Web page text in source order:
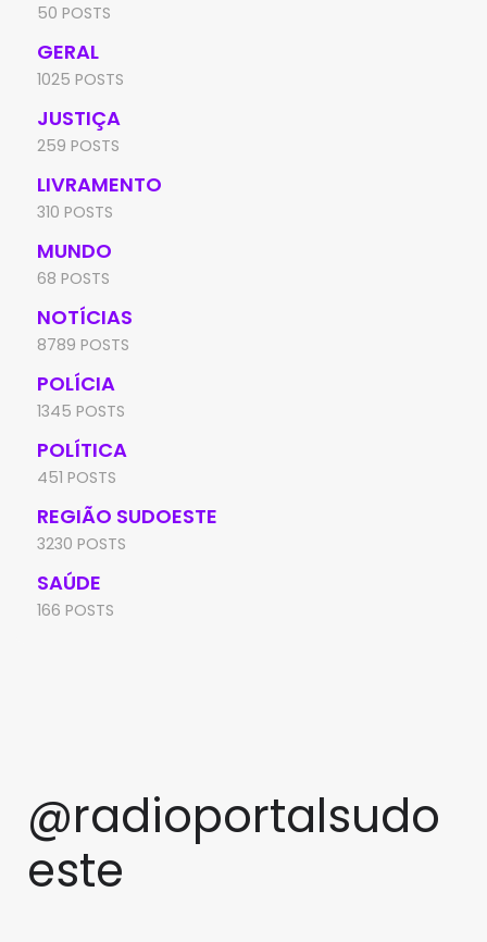
50 POSTS
GERAL
1025 POSTS
JUSTIÇA
259 POSTS
LIVRAMENTO
310 POSTS
MUNDO
68 POSTS
NOTÍCIAS
8789 POSTS
POLÍCIA
1345 POSTS
POLÍTICA
451 POSTS
REGIÃO SUDOESTE
3230 POSTS
SAÚDE
166 POSTS
@radioportalsudo
este